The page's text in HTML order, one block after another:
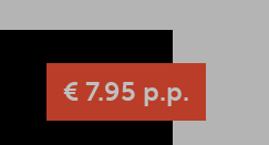
€ 7.95 p.p.